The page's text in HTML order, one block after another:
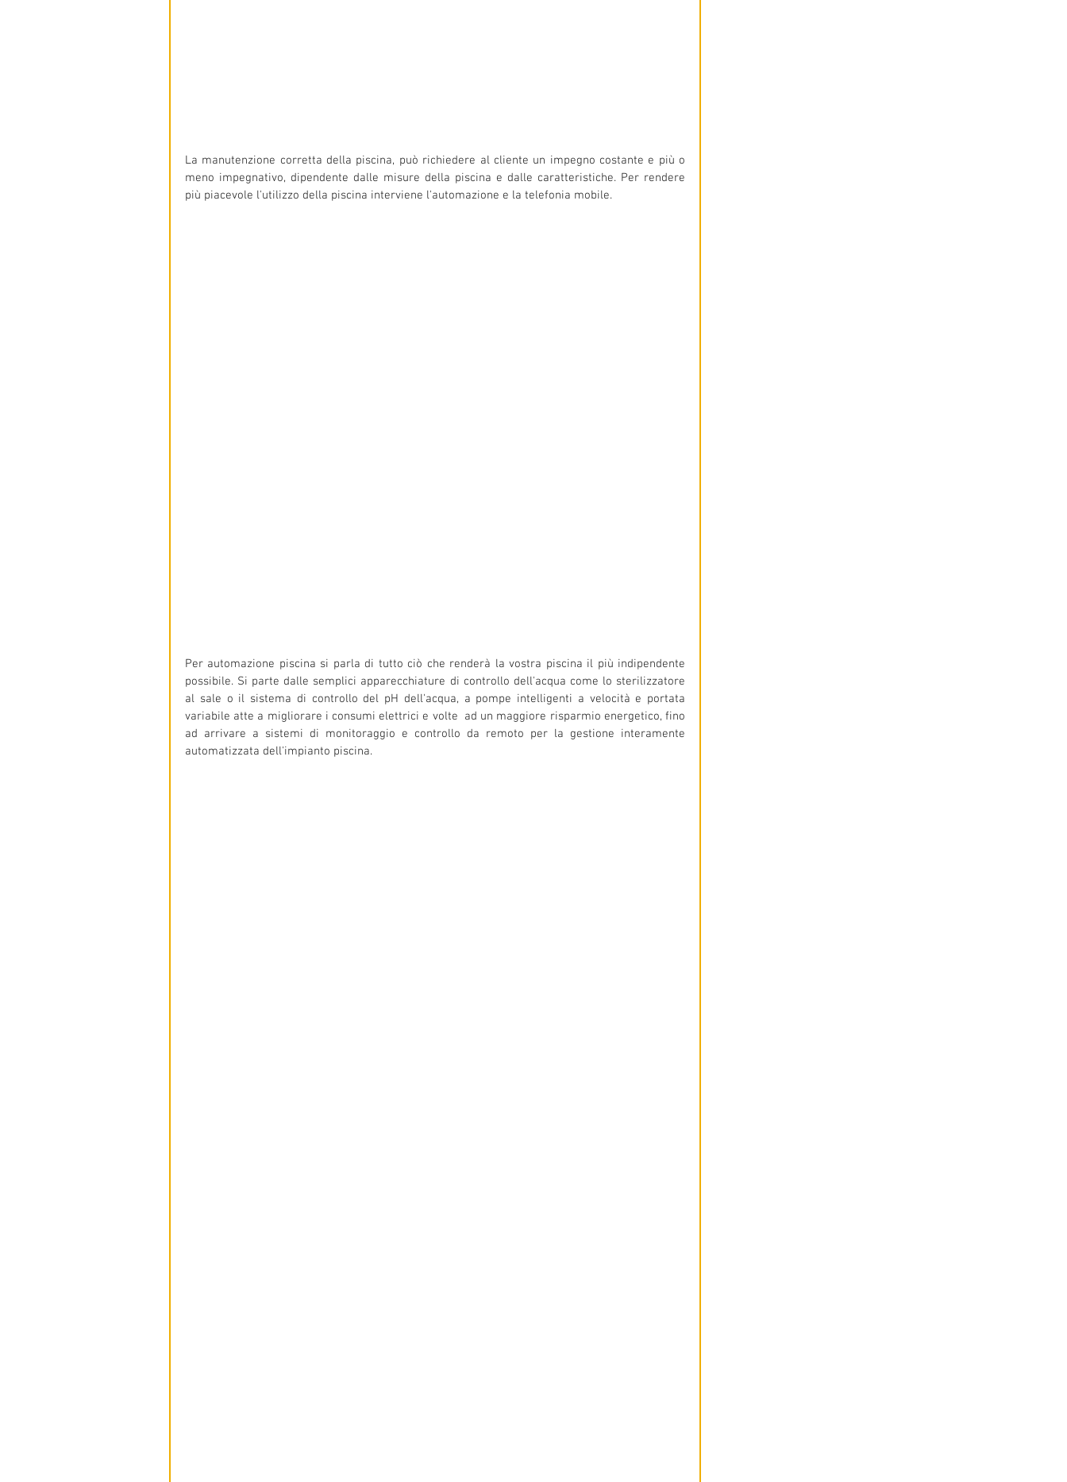
La manutenzione corretta della piscina, può richiedere al cliente un impegno costante e più o
meno impegnativo, dipendente dalle misure della piscina e dalle caratteristiche. Per rendere
più piacevole l'utilizzo della piscina interviene l'automazione e la telefonia mobile.
Per automazione piscina si parla di tutto ciò che renderà la vostra piscina il più indipendente
possibile. Si parte dalle semplici apparecchiature di controllo dell'acqua come lo sterilizzatore
al sale o il sistema di controllo del pH dell'acqua, a pompe intelligenti a velocità e portata
variabile atte a migliorare i consumi elettrici e volte  ad un maggiore risparmio energetico, fino
ad arrivare a sistemi di monitoraggio e controllo da remoto per la gestione interamente
automatizzata dell'impianto piscina.